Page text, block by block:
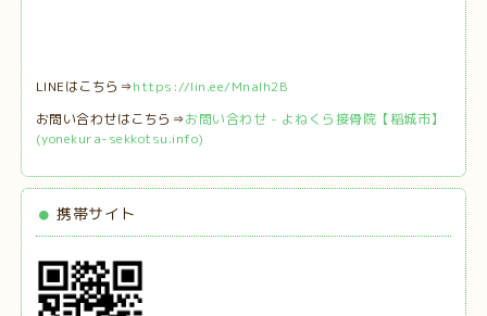
LINEはこちら⇒https://lin.ee/MnaIh2B
お問い合わせはこちら⇒お問い合わせ - よねくら接骨院【稲城市】
(yonekura-sekkotsu.info)
携帯サイト